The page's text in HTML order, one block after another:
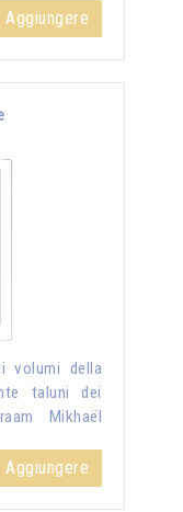
Aggiungere
volumi della
taluni dei
Mikhaël
Aggiungere